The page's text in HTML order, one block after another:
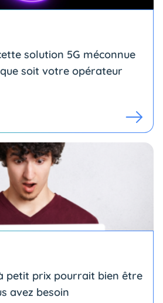
solution 5G méconnue
soit votre opérateur
petit prix pourrait bien être
avez besoin